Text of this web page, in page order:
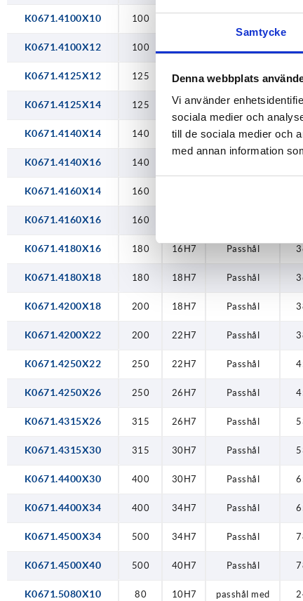
Samtycke
Denna webbplats
Vi använder
sociala medier och
till de sociala medier och
med annan information
250
315
400
500
K0671.4100X10 100
K0671.4100X12 100
K0671.4125X12 125 12H7 Passhål
K0671.4125X14 125 14H7 Passhål
K0671.4140X14 140 14H7 Passhål
K0671.4140X16 140
K0671.4160X14 160
K0671.4160X16 160
K0671.4180X16 180 16H7 Passhål
K0671.4180X18 180 18H7 Passhål
K0671.4200X18 200 18H7 Passhål
K0671.4200X22 200 22H7 Passhål
K0671.4250X22 250 22H7 Passhål
K0671.4250X26 250 26H7 Passhål
K0671.4315X26 315 26H7 Passhål
K0671.4315X30 315 30H7 Passhål
K0671.4400X30 400 30H7 Passhål
K0671.4400X34 400 34H7 Passhål
K0671.4500X34 500 34H7 Passhål
K0671.4500X40 500 40H7 Passhål
K0671.5080X10 80 10H7
passhål med